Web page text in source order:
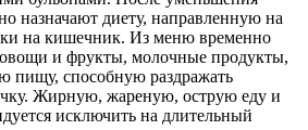
назначают диету, направленную на
на кишечник. Из меню временно
и фрукты, молочные продукты,
пищу, способную раздражать
Жирную, жареную, острую еду и
исключить на длительный